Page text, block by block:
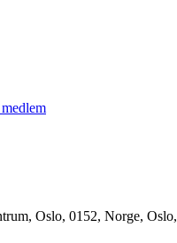
Oslo, 0152, Norge,